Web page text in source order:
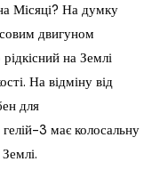
Місяці? На думку
двигуном
на Землі
На відміну від
для
3 має колосальну